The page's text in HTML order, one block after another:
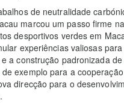
de neutralidade
marcou um passo firme na
desportivos verdes em
experiências valiosas para
a construção padronizada
exemplo para a
direcção para o